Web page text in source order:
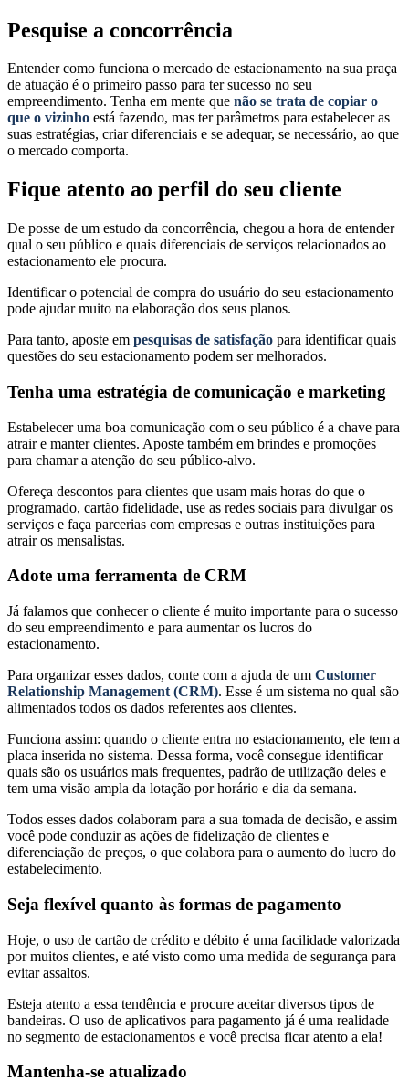
Pesquise a concorrência
Entender como funciona o mercado de estacionamento na sua praça
de atuação é o primeiro passo para ter sucesso no seu
empreendimento. Tenha em mente que não se trata de copiar o
que o vizinho está fazendo, mas ter parâmetros para estabelecer as
suas estratégias, criar diferenciais e se adequar, se necessário, ao que
o mercado comporta.
Fique atento ao perfil do seu cliente
De posse de um estudo da concorrência, chegou a hora de entender
qual o seu público e quais diferenciais de serviços relacionados ao
estacionamento ele procura.
Identificar o potencial de compra do usuário do seu estacionamento
pode ajudar muito na elaboração dos seus planos.
Para tanto, aposte em pesquisas de satisfação para identificar quais
questões do seu estacionamento podem ser melhorados.
Tenha uma estratégia de comunicação e marketing
Estabelecer uma boa comunicação com o seu público é a chave para
atrair e manter clientes. Aposte também em brindes e promoções
para chamar a atenção do seu público-alvo.
Ofereça descontos para clientes que usam mais horas do que o
programado, cartão fidelidade, use as redes sociais para divulgar os
serviços e faça parcerias com empresas e outras instituições para
atrair os mensalistas.
Adote uma ferramenta de CRM
Já falamos que conhecer o cliente é muito importante para o sucesso
do seu empreendimento e para aumentar os lucros do
estacionamento.
Para organizar esses dados, conte com a ajuda de um Customer
Relationship Management (CRM). Esse é um sistema no qual são
alimentados todos os dados referentes aos clientes.
Funciona assim: quando o cliente entra no estacionamento, ele tem a
placa inserida no sistema. Dessa forma, você consegue identificar
quais são os usuários mais frequentes, padrão de utilização deles e
tem uma visão ampla da lotação por horário e dia da semana.
Todos esses dados colaboram para a sua tomada de decisão, e assim
você pode conduzir as ações de fidelização de clientes e
diferenciação de preços, o que colabora para o aumento do lucro do
estabelecimento.
Seja flexível quanto às formas de pagamento
Hoje, o uso de cartão de crédito e débito é uma facilidade valorizada
por muitos clientes, e até visto como uma medida de segurança para
evitar assaltos.
Esteja atento a essa tendência e procure aceitar diversos tipos de
bandeiras. O uso de aplicativos para pagamento já é uma realidade
no segmento de estacionamentos e você precisa ficar atento a ela!
Mantenha-se atualizado